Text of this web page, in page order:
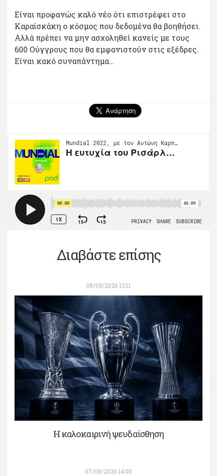
Είναι προφανώς καλό νέο ότι επιστρέφει στο
Καραϊσκάκη ο κόσμος που δεδομένα θα βοηθήσει.
Αλλά πρέπει να μην ασχοληθεί κανείς με τους
600 Ούγγρους που θα εμφανιστούν στις εξέδρες.
Είναι κακό συναπάντημα…
Διαβάστε επίσης
08/08/2026 13:11
Η καλοκαιρινή ψευδαίσθηση
07/08/2026 14:00